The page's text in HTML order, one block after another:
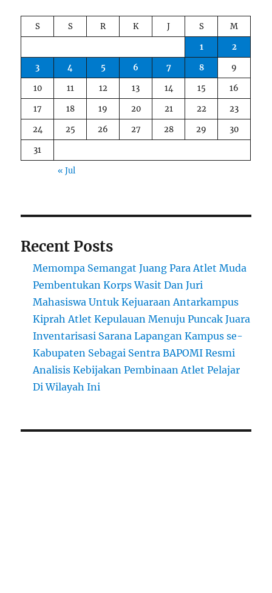
S S R K J S
M
1
2
3
4 5 6 7 8
9
10
11 12 13 14 15
16
17
18 19 20 21 22
23
24
25 26 27 28 29
30
31
« Jul
Recent Posts
Memompa Semangat Juang Para Atlet Muda
Pembentukan Korps Wasit Dan Juri
Mahasiswa Untuk Kejuaraan Antarkampus
Kiprah Atlet Kepulauan Menuju Puncak Juara
Inventarisasi Sarana Lapangan Kampus se-
Kabupaten Sebagai Sentra BAPOMI Resmi
Analisis Kebijakan Pembinaan Atlet Pelajar
Di Wilayah Ini